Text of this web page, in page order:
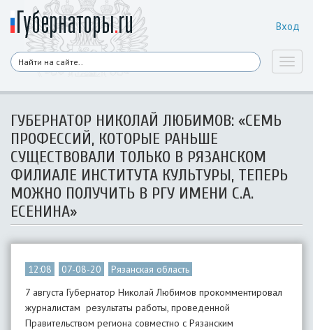
Вход
ГУБЕРНАТОР НИКОЛАЙ ЛЮБИМОВ: «СЕМЬ
ПРОФЕССИЙ, КОТОРЫЕ РАНЬШЕ
СУЩЕСТВОВАЛИ ТОЛЬКО В РЯЗАНСКОМ
ФИЛИАЛЕ ИНСТИТУТА КУЛЬТУРЫ, ТЕПЕРЬ
МОЖНО ПОЛУЧИТЬ В РГУ ИМЕНИ С.А.
ЕСЕНИНА»
12:08 07-08-20
Рязанская область
7 августа Губернатор Николай Любимов прокомментировал
журналистам результаты работы, проведенной
Правительством региона совместно с Рязанским